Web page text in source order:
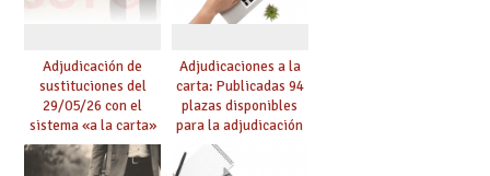
Adjudicación de
sustituciones del
29/05/26 con el
sistema «a la carta»
conseguido con el
Acuerdo de Mejoras
Adjudicaciones a la
carta: Publicadas 94
plazas disponibles
para la adjudicación
de mañana y abierto
plazo de solicitudes